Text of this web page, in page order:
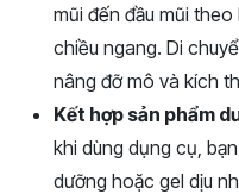
mũi đến đầu mũi
chiều ngang. Di
nâng đỡ mô và kích
Kết hợp sản phẩm
khi dùng dụng cụ,
dưỡng hoặc gel dịu